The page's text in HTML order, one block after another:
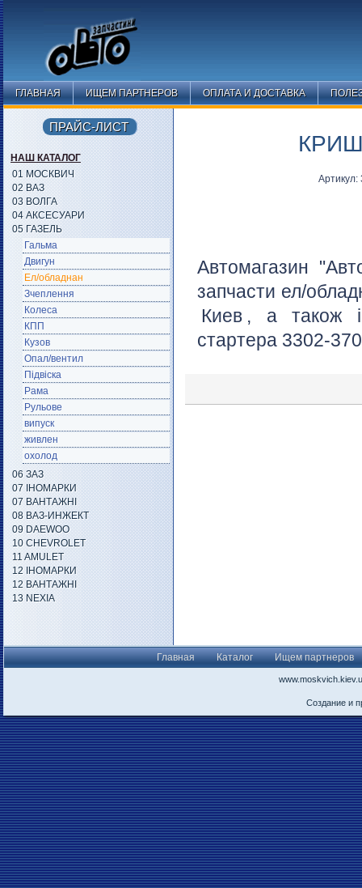
ГЛАВНАЯ ИЩЕМ ПАРТНЕРОВ ОПЛАТА И ДОСТАВКА
Автомагазин
запчасти ел/
Киев , а також
стартера 3302-
ПРАЙС-ЛИСТ
НАШ КАТАЛОГ
01 МОСКВИЧ
02 ВАЗ
03 ВОЛГА
04 АКСЕСУАРИ
05 ГАЗЕЛЬ
Гальма
Двигун
Ел/обладнан
Зчеплення
Колеса
КПП
Кузов
Опал/вентил
Підвіска
Рама
Рульове
випуск
живлен
охолод
06 ЗАЗ
07 ІНОМАРКИ
07 ВАНТАЖНІ
08 ВАЗ-ИНЖЕКТ
09 DAEWOO
10 CHEVROLET
11 AMULET
12 ІНОМАРКИ
12 ВАНТАЖНІ
13 NEXIA
Главная Каталог Ищем партнеров
Создание и